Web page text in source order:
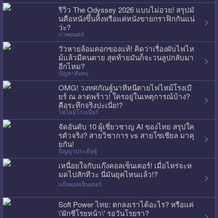
รีวิว The Odyssey 2026 แบบไม่อวย! สรุปมั
นคือหนังขึ้นหิ้งหรือแค่หนังขายกราฟิกกันแน่
ว่ะ?
ภาพยนตร์
วัวหายล้อมคอกของแท้! คิดว่าเรื่องผับไฟไห
ม้แล้วมีคนตาย สุดท้ายมันก็จะวนลูปกลับมา
อีกไหม?
ปัญหาสังคม
OMG! วงทศกัณฐ์นาทีหนีตายไฟไหม้โรงเบี
ยร์ ณ ลาดพร้าว! ใครอยู่ในเหตุการณ์บ้าง?
คือระทึกจริงปะเนี่ย!?
ไฟไหม้โรงเบียร์
จัดอันดับ 10 ผู้เชี่ยวชาญ AI ของไทย สรุปใค
รตัวจริง? สายวิชาการ vs สายโซเชียล มาคุ
ยกัน!
ปัญญาประดิษฐ์
เหนื่อยใจกับแก๊งคอลเซ็นเตอร์! เมื่อไหร่จะห
มดไปสักทีวะ นี่มันยุคไหนแล้ว!?
แก๊งคอลเซ็นเตอร์
Soft Power ไทย: ตกลงเราได้อะไร? หรือแค่
\'ผักชีโรยหน้า\' รอวันโรยรา?